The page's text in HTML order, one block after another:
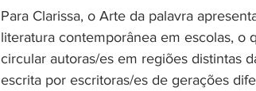
Para Clarissa, o Arte da palavra
literatura contemporânea em escolas, o
circular autoras/es em regiões distintas
escrita por escritoras/es de gerações